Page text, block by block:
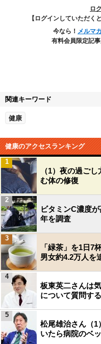
ロ
【ログインしていただく
今なら！ メルマ
有料会員限定記
関連キーワード
健康
健康のアクセスランキング
（1）夜の過ご
む体の修復
1
ビタミンC濃度
年を調査
2
「緑茶」を1日7
男女約4.2万人を
3
板東英二さんは
について質問す
4
松尾雄治さん（
いたら病院のベ
5